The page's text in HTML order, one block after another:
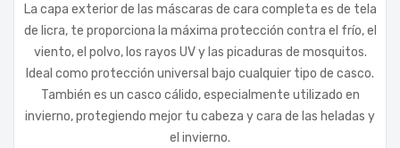
La capa exterior de las máscaras de cara completa es de tela
de licra, te proporciona la máxima protección contra el frío, el
viento, el polvo, los rayos UV y las picaduras de mosquitos.
Ideal como protección universal bajo cualquier tipo de casco.
También es un casco cálido, especialmente utilizado en
invierno, protegiendo mejor tu cabeza y cara de las heladas y
el invierno.